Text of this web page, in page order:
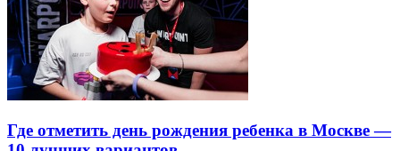
Где отметить день рождения ребенка в Москве —